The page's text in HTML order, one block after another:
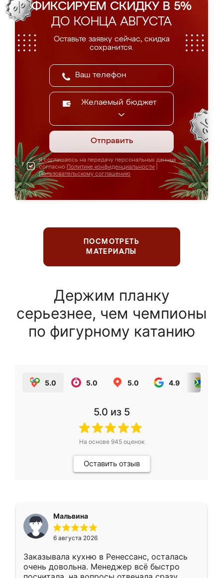
ФИКСИРУЕМ СКИДКУ В 5%
ДО КОНЦА АВГУСТА
Оставьте заявку сейчас, скидка
сохранится.
Желаемый бюджет
Отправить
Я соглашаюсь на передачу персональных данных
согласно Политике конфиденциальности
Пользовательскому соглашению
ПОСМОТРЕТЬ
МАТЕРИАЛЫ
Держим планку
серьезнее, чем чемпионы
по фигурному катанию
5.0 5.0 5.0 4.9
5.0 из 5
На основе 945оценок
Оставить отзыв
Мальвина
6 августа 2026
Заказывала кухню в Ренессанс, осталась
очень довольна. Менеджер всё быстро